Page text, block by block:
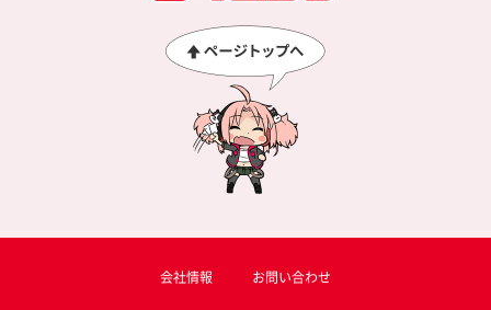
会社情報 お問い合わせ